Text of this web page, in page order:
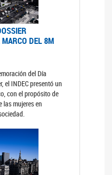
DEL 8M
del Día
el INDEC presentó un
con el propósito de
mujeres en